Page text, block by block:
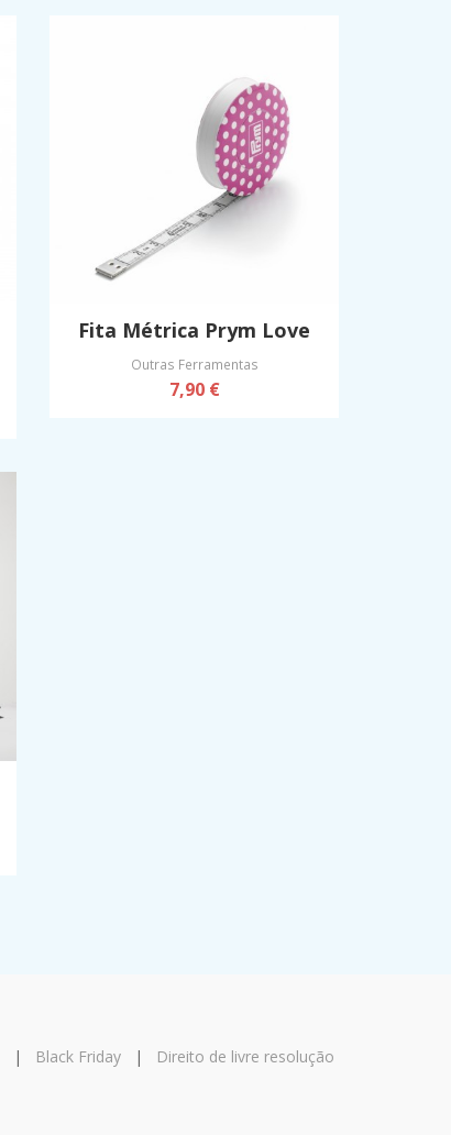
Fita Métrica Prym Love
Outras Ferramentas
7,90 €
| Black Friday| Direito de livre resolução